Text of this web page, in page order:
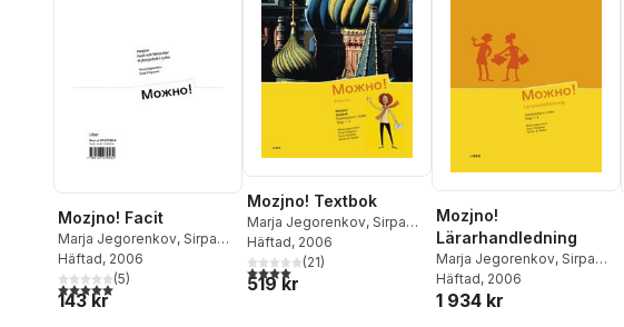
Mozjno! Facit
Marja Jegorenkov, Sirpa
Piispanen
Häftad, 2006
5,0utav 5 stjärnor. Totalt antal röster:
(5)
143 kr
Mozjno! Textbok
Marja Jegorenkov, Sirpa
Piispanen,Tuula Väisänen
Kerstin B. Rydén
Häftad, 2006
4,0utav 5 stjärnor. Totalt antal röster:
(21)
519 kr
Mozjno!
Lärarhandledning
Marja Jegorenkov, Sirpa
Piispanen,Kerstin B. Rydén
Häftad, 2006
1 934 kr